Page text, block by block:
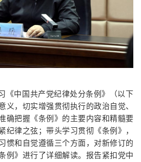
《中国共产党纪律处分条例》（以下
义，切实增强贯彻执行的政治自觉、
确把握《条例》的主要内容和精髓要
纪律之弦；带头学习贯彻《条例》，
惯和自觉遵循三个方面，对新修订的
例》进行了详细解读。报告紧扣党中